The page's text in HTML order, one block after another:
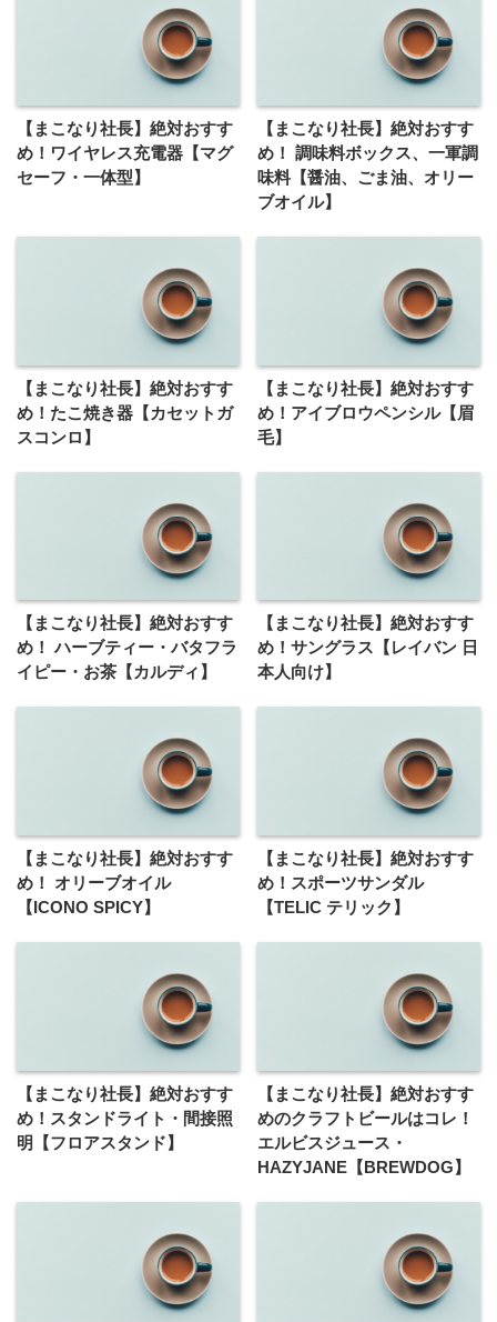
【まこなり社長】絶対おすす
め！ワイヤレス充電器【マグ
セーフ・一体型】
【まこなり社長】絶対おすす
め！ 調味料ボックス、一軍調
味料【醤油、ごま油、オリー
ブオイル】
【まこなり社長】絶対おすす
め！たこ焼き器【カセットガ
スコンロ】
【まこなり社長】絶対おすす
め！アイブロウペンシル【眉
毛】
【まこなり社長】絶対おすす
め！ ハーブティー・バタフラ
イピー・お茶【カルディ】
【まこなり社長】絶対おすす
め！サングラス【レイバン 日
本人向け】
【まこなり社長】絶対おすす
め！ オリーブオイル
【ICONO SPICY】
【まこなり社長】絶対おすす
め！スポーツサンダル
【TELIC テリック】
【まこなり社長】絶対おすす
め！スタンドライト・間接照
明【フロアスタンド】
【まこなり社長】絶対おすす
めのクラフトビールはコレ！
エルビスジュース・
HAZYJANE【BREWDOG】